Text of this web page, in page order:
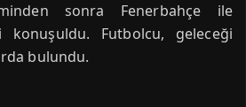
sonra Fenerbahçe ile
konuşuldu. Futbolcu, geleceği
bulundu.